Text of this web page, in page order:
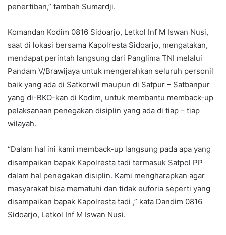
penertiban,” tambah Sumardji.
Komandan Kodim 0816 Sidoarjo, Letkol Inf M Iswan Nusi,
saat di lokasi bersama Kapolresta Sidoarjo, mengatakan,
mendapat perintah langsung dari Panglima TNI melalui
Pandam V/Brawijaya untuk mengerahkan seluruh personil
baik yang ada di Satkorwil maupun di Satpur – Satbanpur
yang di-BKO-kan di Kodim, untuk membantu memback-up
pelaksanaan penegakan disiplin yang ada di tiap – tiap
wilayah.
“Dalam hal ini kami memback-up langsung pada apa yang
disampaikan bapak Kapolresta tadi termasuk Satpol PP
dalam hal penegakan disiplin. Kami mengharapkan agar
masyarakat bisa mematuhi dan tidak euforia seperti yang
disampaikan bapak Kapolresta tadi ,” kata Dandim 0816
Sidoarjo, Letkol Inf M Iswan Nusi.